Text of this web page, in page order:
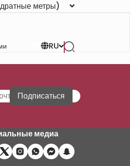
метры)
RU
Подписаться
медиа